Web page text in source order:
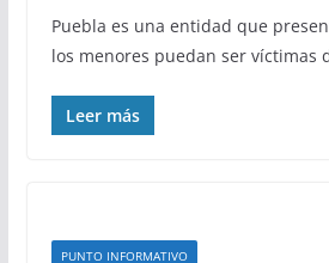
Puebla es una entidad que
los menores puedan ser víctimas
Leer más
PUNTO INFORMATIVO